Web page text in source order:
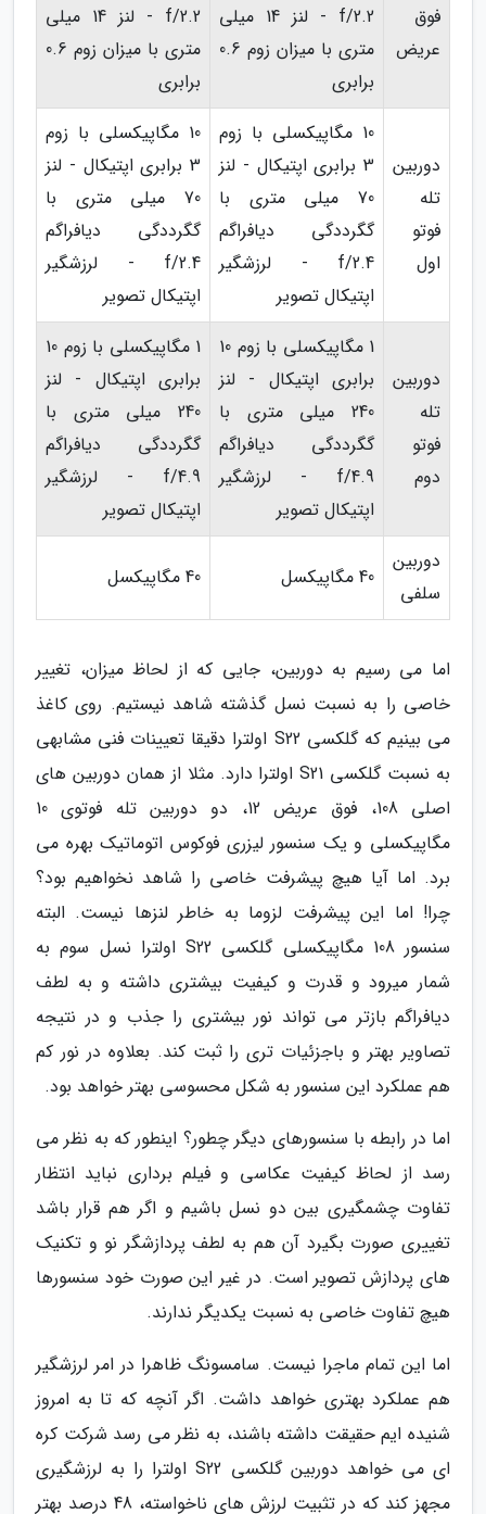
فوق
عریض
f/2.2 - لنز 14 میلی
متری با میزان زوم 0.6
برابری
f/2.2 - لنز 14 میلی
متری با میزان زوم 0.6
برابری
دوربین
تله
فوتو
اول
10 مگاپیکسلی با زوم
3 برابری اپتیکال - لنز
70 میلی متری با
گگرددگی دیافراگم
f/2.4 - لرزشگیر
اپتیکال تصویر
10 مگاپیکسلی با زوم
3 برابری اپتیکال - لنز
70 میلی متری با
گگرددگی دیافراگم
f/2.4 - لرزشگیر
اپتیکال تصویر
دوربین
تله
فوتو
دوم
1 مگاپیکسلی با زوم 10
برابری اپتیکال - لنز
240 میلی متری با
گگرددگی دیافراگم
f/4.9 - لرزشگیر
اپتیکال تصویر
1 مگاپیکسلی با زوم 10
برابری اپتیکال - لنز
240 میلی متری با
گگرددگی دیافراگم
f/4.9 - لرزشگیر
اپتیکال تصویر
دوربین
سلفی
40 مگاپیکسل 40 مگاپیکسل
اما می رسیم به دوربین، جایی که از لحاظ میزان، تغییر
خاصی را به نسبت نسل گذشته شاهد نیستیم. روی کاغذ
می بینیم که گلکسی S22 اولترا دقیقا تعیینات فنی مشابهی
به نسبت گلکسی S21 اولترا دارد. مثلا از همان دوربین های
اصلی 108، فوق عریض 12، دو دوربین تله فوتوی 10
مگاپیکسلی و یک سنسور لیزری فوکوس اتوماتیک بهره می
برد. اما آیا هیچ پیشرفت خاصی را شاهد نخواهیم بود؟
چرا! اما این پیشرفت لزوما به خاطر لنزها نیست. البته
سنسور 108 مگاپیکسلی گلکسی S22 اولترا نسل سوم به
شمار میرود و قدرت و کیفیت بیشتری داشته و به لطف
دیافراگم بازتر می تواند نور بیشتری را جذب و در نتیجه
تصاویر بهتر و باجزئیات تری را ثبت کند. بعلاوه در نور کم
هم عملکرد این سنسور به شکل محسوسی بهتر خواهد بود.
اما در رابطه با سنسورهای دیگر چطور؟ اینطور که به نظر می
رسد از لحاظ کیفیت عکاسی و فیلم برداری نباید انتظار
تفاوت چشمگیری بین دو نسل باشیم و اگر هم قرار باشد
تغییری صورت بگیرد آن هم به لطف پردازشگر نو و تکنیک
های پردازش تصویر است. در غیر این صورت خود سنسورها
هیچ تفاوت خاصی به نسبت یکدیگر ندارند.
اما این تمام ماجرا نیست. سامسونگ ظاهرا در امر لرزشگیر
هم عملکرد بهتری خواهد داشت. اگر آنچه که تا به امروز
شنیده ایم حقیقت داشته باشند، به نظر می رسد شرکت کره
ای می خواهد دوربین گلکسی S22 اولترا را به لرزشگیری
مجهز کند که در تثبیت لرزش های ناخواسته، 48 درصد بهتر